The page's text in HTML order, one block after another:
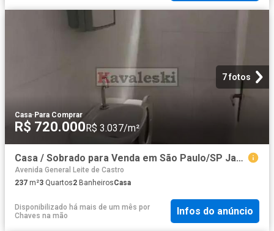
7 fotos
Casa· Para Comprar
R$ 720.000R$ 3.037/m²
Casa / Sobrado para Venda em São Paulo/SP Jardim Vergueiro Sacomã 3 Quartos
Avenida General Leite de Castro
237 m²3 Quartos2 BanheirosCasa
Disponibilizado há mais de um mês por
Chaves na mão
Infos do anúncio